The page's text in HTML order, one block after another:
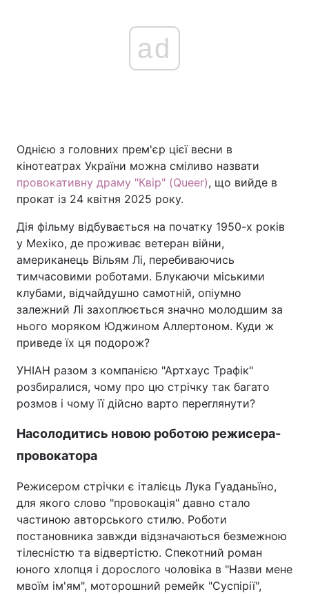
ad
Однією з головних прем'єр цієї весни в
кінотеатрах України можна сміливо назвати
провокативну драму "Квір" (Queer), що вийде в
прокат із 24 квітня 2025 року.
Дія фільму відбувається на початку 1950-х років
у Мехіко, де проживає ветеран війни,
американець Вільям Лі, перебиваючись
тимчасовими роботами. Блукаючи міськими
клубами, відчайдушно самотній, опіумно
залежний Лі захоплюється значно молодшим за
нього моряком Юджином Аллертоном. Куди ж
приведе їх ця подорож?
УНІАН разом з компанією "Артхаус Трафік"
розбиралися, чому про цю стрічку так багато
розмов і чому її дійсно варто переглянути?
Насолодитись новою роботою режисера-
провокатора
Режисером стрічки є італієць Лука Гуаданьїно,
для якого слово "провокація" давно стало
частиною авторського стилю. Роботи
постановника завжди відзначаються безмежною
тілесністю та відвертістю. Спекотний роман
юного хлопця і дорослого чоловіка в "Назви мене
мвоїм ім'ям", моторошний ремейк "Суспірії",